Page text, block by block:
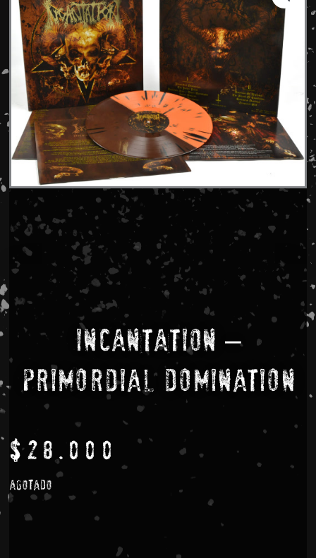
INCANTATION –
Primordial Domination
$28.000
Agotado